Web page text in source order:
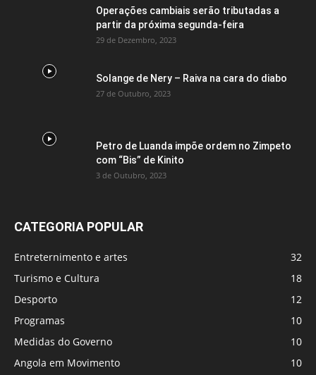
Operações cambiais serão tributadas a
partir da próxima segunda-feira
29 de Dezembro, 2023
Solange de Nery – Raiva na cara do diabo
27 de Outubro, 2023
Petro de Luanda impõe ordem no Zimpeto
com “Bis” de Kinito
3 de Outubro, 2023
CATEGORIA POPULAR
Entreternimento e artes
32
Turismo e Cultura
18
Desporto
12
Programas
10
Medidas do Governo
10
Angola em Movimento
10